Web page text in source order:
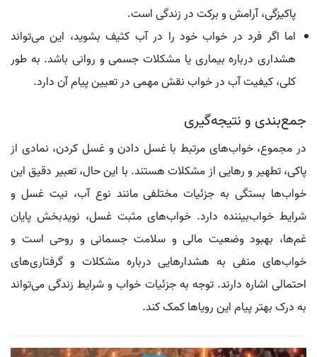
پاکیزگی، آرامش و برکت در زندگی است.
اما اگر فرد در خواب خود را در آب کثیف بشوید، این می‌تواند
هشداری درباره بیماری یا مشکلات جسمی و روانی باشد. به طور
کلی، کیفیت آب در خواب نقش مهمی در تعیین پیام آن دارد.
جمع‌بندی و نتیجه‌گیری
در مجموع، خواب‌های مرتبط با غسل دادن و غسل کردن، نمادی از
پاکی، تطهیر و رهایی از مشکلات هستند. با این حال، تعبیر دقیق این
خواب‌ها بستگی به جزئیات مختلفی مانند نوع آب، نیت غسل و
شرایط خواب‌بیننده دارد. خواب‌های مثبت غسل، نویدبخش پایان
غم‌ها، بهبود وضعیت مالی و سلامت جسمانی و روحی است و
خواب‌های منفی به هشدارهایی درباره مشکلات و گرفتاری‌های
احتمالی اشاره دارند. توجه به جزئیات خواب و شرایط زندگی می‌تواند
به درک بهتر پیام این رویاها کمک کند.